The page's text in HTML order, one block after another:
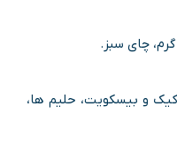
چای سبز.
کیک و بیسکویت، حلیم ها،